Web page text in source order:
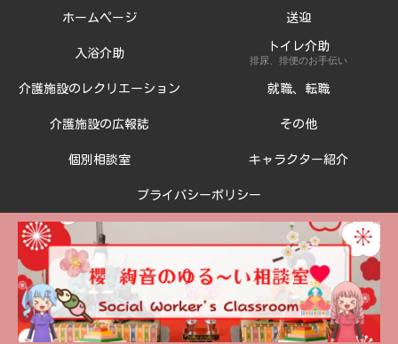
ホームページ 送迎
入浴介助
トイレ介助
排尿、排便のお手伝い
介護施設のレクリエーション 就職、転職
介護施設の広報誌 その他
個別相談室 キャラクター紹介
プライバシーポリシー